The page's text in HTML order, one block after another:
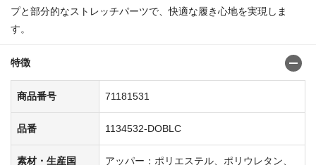
プと部分的なストレッチパーツで、快適な履き心地を実現しま
す。
特徴
商品番号 71181531
品番 1134532-DOBLC
素材・生産国 アッパー：ポリエステル、ポリウレタン、